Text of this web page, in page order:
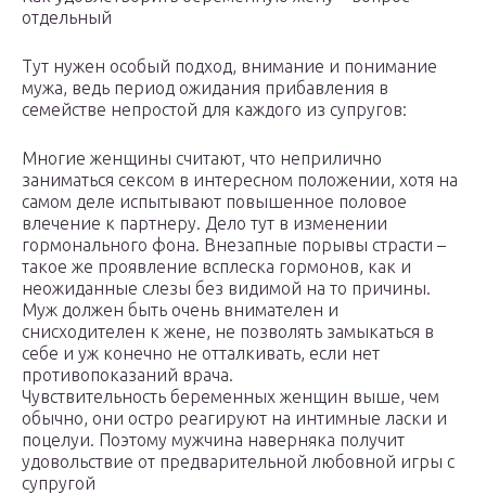
отдельный
Тут нужен особый подход, внимание и понимание
мужа, ведь период ожидания прибавления в
семействе непростой для каждого из супругов:
Многие женщины считают, что неприлично
заниматься сексом в интересном положении, хотя на
самом деле испытывают повышенное половое
влечение к партнеру. Дело тут в изменении
гормонального фона. Внезапные порывы страсти –
такое же проявление всплеска гормонов, как и
неожиданные слезы без видимой на то причины.
Муж должен быть очень внимателен и
снисходителен к жене, не позволять замыкаться в
себе и уж конечно не отталкивать, если нет
противопоказаний врача.
Чувствительность беременных женщин выше, чем
обычно, они остро реагируют на интимные ласки и
поцелуи. Поэтому мужчина наверняка получит
удовольствие от предварительной любовной игры с
супругой